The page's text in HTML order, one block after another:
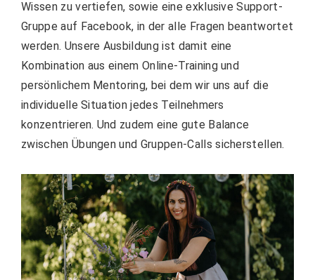
Wissen zu vertiefen, sowie eine exklusive Support-
Gruppe auf Facebook, in der alle Fragen beantwortet
werden. Unsere Ausbildung ist damit eine
Kombination aus einem Online-Training und
persönlichem Mentoring, bei dem wir uns auf die
individuelle Situation jedes Teilnehmers
konzentrieren. Und zudem eine gute Balance
zwischen Übungen und Gruppen-Calls sicherstellen.